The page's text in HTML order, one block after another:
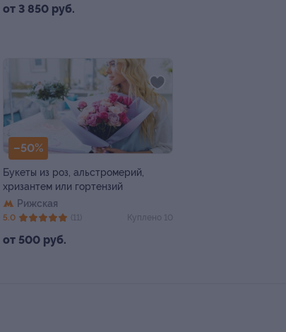
от 3 850 руб.
–50%
Букеты из роз, альстромерий,
хризантем или гортензий
Рижская
от 500 руб.
5.0 (11) Куплено 10